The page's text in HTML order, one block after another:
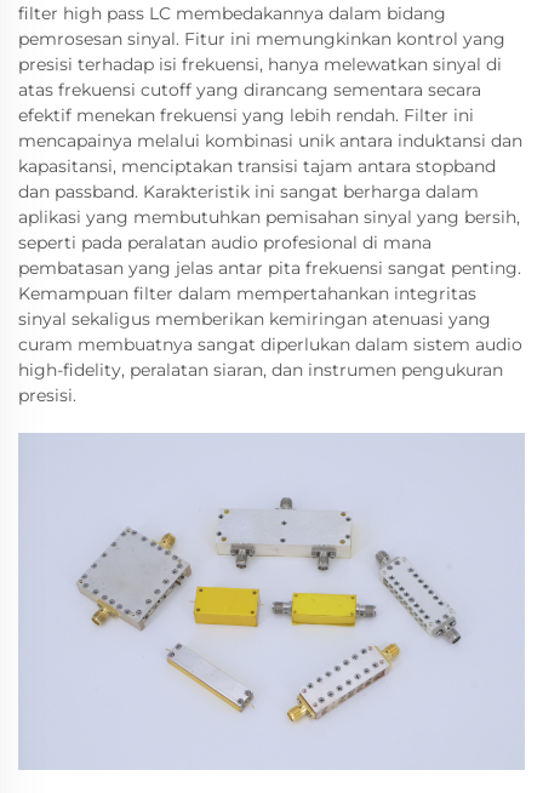
filter high pass LC membedakannya dalam bidang
pemrosesan sinyal. Fitur ini memungkinkan kontrol yang
presisi terhadap isi frekuensi, hanya melewatkan sinyal di
atas frekuensi cutoff yang dirancang sementara secara
efektif menekan frekuensi yang lebih rendah. Filter ini
mencapainya melalui kombinasi unik antara induktansi dan
kapasitansi, menciptakan transisi tajam antara stopband
dan passband. Karakteristik ini sangat berharga dalam
aplikasi yang membutuhkan pemisahan sinyal yang bersih,
seperti pada peralatan audio profesional di mana
pembatasan yang jelas antar pita frekuensi sangat penting.
Kemampuan filter dalam mempertahankan integritas
sinyal sekaligus memberikan kemiringan atenuasi yang
curam membuatnya sangat diperlukan dalam sistem audio
high-fidelity, peralatan siaran, dan instrumen pengukuran
presisi.